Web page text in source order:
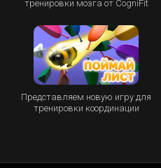
тренировки мозга от CogniFit
Представляем новую игру для
тренировки координации